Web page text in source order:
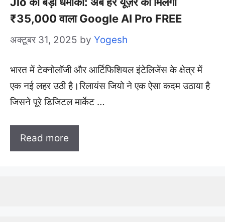
₹35,000 वाला Google AI Pro FREE
अक्टूबर 31, 2025 by Yogesh
भारत में टेक्नोलॉजी और आर्टिफिशियल इंटेलिजेंस के क्षेत्र में
एक नई लहर उठी है।रिलायंस जियो ने एक ऐसा कदम उठाया है
जिसने पूरे डिजिटल मार्केट …
Read more